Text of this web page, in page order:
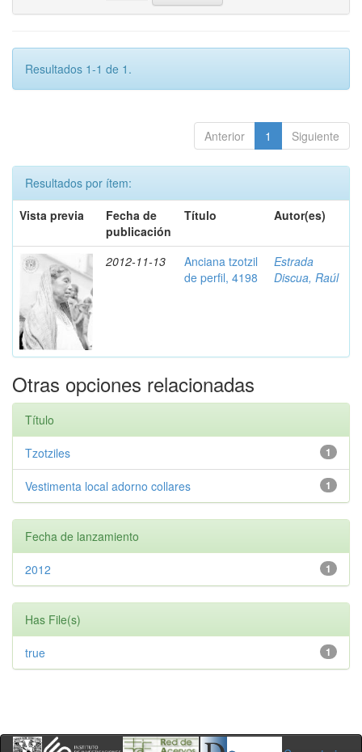
Resultados 1-1 de 1.
Anterior 1 Siguiente
Resultados por ítem:
Vista previa
Fecha de
publicación
Título Autor(es)
2012-11-13
Anciana tzotzil
de perfil, 4198
Estrada
Discua, Raúl
Otras opciones relacionadas
Título
1
Tzotziles
1
Vestimenta local adorno collares
Fecha de lanzamiento
1
2012
Has File(s)
1
true